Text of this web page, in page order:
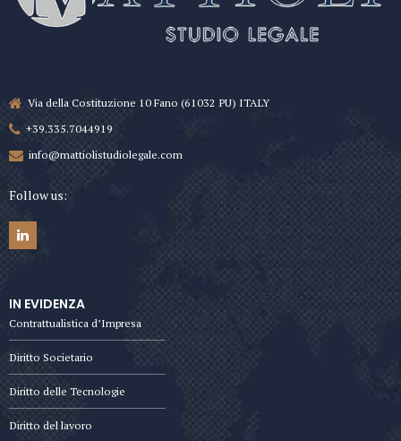
Via della Costituzione 10 Fano (61032 PU) ITALY
+39.335.7044919
info@mattiolistudiolegale.com
Follow us:
IN EVIDENZA
Contrattualistica d’Impresa
Diritto Societario
Diritto delle Tecnologie
Diritto del lavoro